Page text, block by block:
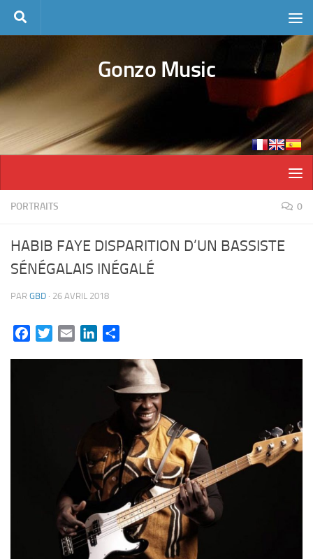
Skip to content
Gonzo Music
PORTRAITS 0
HABIB FAYE DISPARITION D’UN BASSISTE
SÉNÉGALAIS INÉGALÉ
PAR GBD · 26 AVRIL 2018
FacebookTwitterEmail LinkedIn